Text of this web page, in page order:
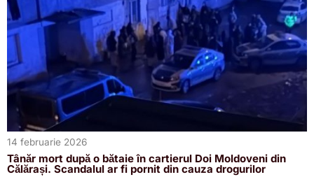
14 februarie 2026
Tânăr mort după o bătaie în cartierul Doi Moldoveni din
Călărași. Scandalul ar fi pornit din cauza drogurilor